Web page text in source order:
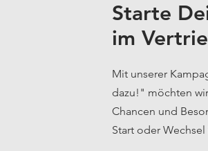
Starte
im
Mit unserer
dazu!" möchten
Chancen und
Start oder